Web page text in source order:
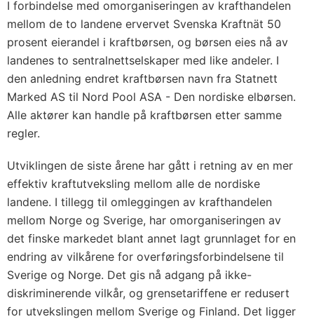
I forbindelse med omorganiseringen av krafthandelen
mellom de to landene ervervet Svenska Kraftnät 50
prosent eierandel i kraftbørsen, og børsen eies nå av
landenes to sentralnettselskaper med like andeler. I
den anledning endret kraftbørsen navn fra Statnett
Marked AS til Nord Pool ASA - Den nordiske elbørsen.
Alle aktører kan handle på kraftbørsen etter samme
regler.
Utviklingen de siste årene har gått i retning av en mer
effektiv kraftutveksling mellom alle de nordiske
landene. I tillegg til omleggingen av krafthandelen
mellom Norge og Sverige, har omorganiseringen av
det finske markedet blant annet lagt grunnlaget for en
endring av vilkårene for overføringsforbindelsene til
Sverige og Norge. Det gis nå adgang på ikke-
diskriminerende vilkår, og grensetariffene er redusert
for utvekslingen mellom Sverige og Finland. Det ligger